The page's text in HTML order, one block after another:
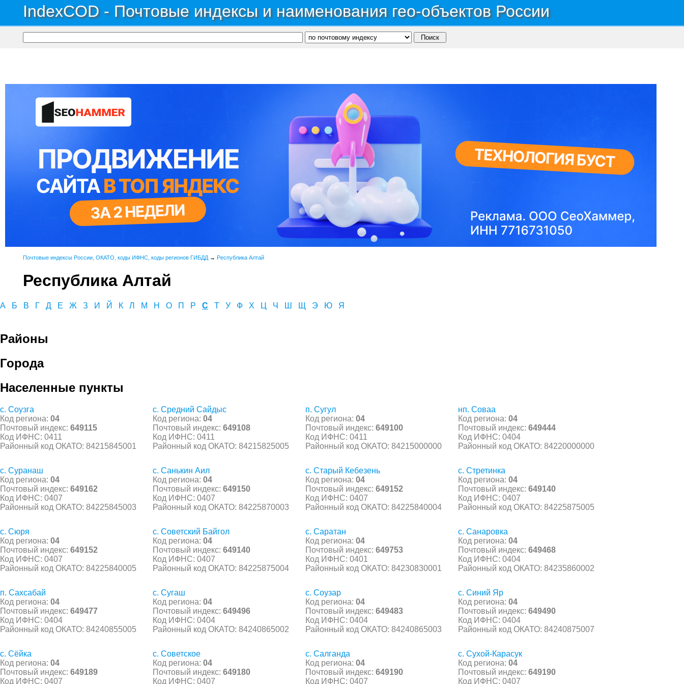
IndexCOD - Почтовые индексы и наименования гео-объектов России
Почтовые индексы России, ОКАТО, коды ИФНС, коды регионов ГИБДД → Республика Алтай
Республика Алтай
А Б В Г Д Е Ж З И Й К Л М Н О П Р С Т У Ф Х Ц Ч Ш Щ Э Ю Я
Районы
Города
Населенные пункты
с. Соузга
Код региона: 04
Почтовый индекс: 649115
Код ИФНС: 0411
Районный код ОКАТО: 84215845001
с. Средний Сайдыс
Код региона: 04
Почтовый индекс: 649108
Код ИФНС: 0411
Районный код ОКАТО: 84215825005
п. Сугул
Код региона: 04
Почтовый индекс: 649100
Код ИФНС: 0411
Районный код ОКАТО: 84215000000
нп. Соваа
Код региона: 04
Почтовый индекс: 649444
Код ИФНС: 0404
Районный код ОКАТО: 84220000000
с. Суранаш
Код региона: 04
Почтовый индекс: 649162
Код ИФНС: 0407
Районный код ОКАТО: 84225845003
с. Санькин Аил
Код региона: 04
Почтовый индекс: 649150
Код ИФНС: 0407
Районный код ОКАТО: 84225870003
с. Старый Кебезень
Код региона: 04
Почтовый индекс: 649152
Код ИФНС: 0407
Районный код ОКАТО: 84225840004
с. Стретинка
Код региона: 04
Почтовый индекс: 649140
Код ИФНС: 0407
Районный код ОКАТО: 84225875005
с. Сюря
Код региона: 04
Почтовый индекс: 649152
Код ИФНС: 0407
Районный код ОКАТО: 84225840005
с. Советский Байгол
Код региона: 04
Почтовый индекс: 649140
Код ИФНС: 0407
Районный код ОКАТО: 84225875004
с. Саратан
Код региона: 04
Почтовый индекс: 649753
Код ИФНС: 0401
Районный код ОКАТО: 84230830001
с. Санаровка
Код региона: 04
Почтовый индекс: 649468
Код ИФНС: 0404
Районный код ОКАТО: 84235860002
п. Сахсабай
Код региона: 04
Почтовый индекс: 649477
Код ИФНС: 0404
Районный код ОКАТО: 84240855005
с. Сугаш
Код региона: 04
Почтовый индекс: 649496
Код ИФНС: 0404
Районный код ОКАТО: 84240865002
с. Соузар
Код региона: 04
Почтовый индекс: 649483
Код ИФНС: 0404
Районный код ОКАТО: 84240865003
с. Синий Яр
Код региона: 04
Почтовый индекс: 649490
Код ИФНС: 0404
Районный код ОКАТО: 84240875007
с. Сёйка
Код региона: 04
Почтовый индекс: 649189
Код ИФНС: 0407
с. Советское
Код региона: 04
Почтовый индекс: 649180
Код ИФНС: 0407
с. Салганда
Код региона: 04
Почтовый индекс: 649190
Код ИФНС: 0407
с. Сухой-Карасук
Код региона: 04
Почтовый индекс: 649190
Код ИФНС: 0407